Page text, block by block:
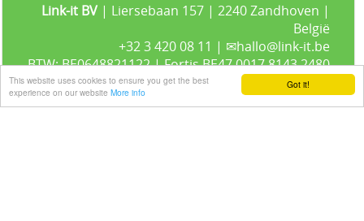
Got it!
This website uses cookies to ensure you get the best
experience on our website More info
Link-it BV | Liersebaan 157 | 2240 Zandhoven |
België
+32 3 420 08 11 | ✉hallo@link-it.be
BTW: BE0648821122 | Fortis BE47 0017 8143 2480